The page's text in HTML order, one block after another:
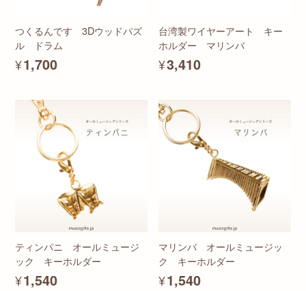
つくるんです 3Dウッドパズ
ル ドラム
¥1,700
台湾製ワイヤーアート キー
ホルダー マリンバ
¥3,410
ティンパニ オールミュージ
ック キーホルダー
¥1,540
マリンバ オールミュージッ
ク キーホルダー
¥1,540